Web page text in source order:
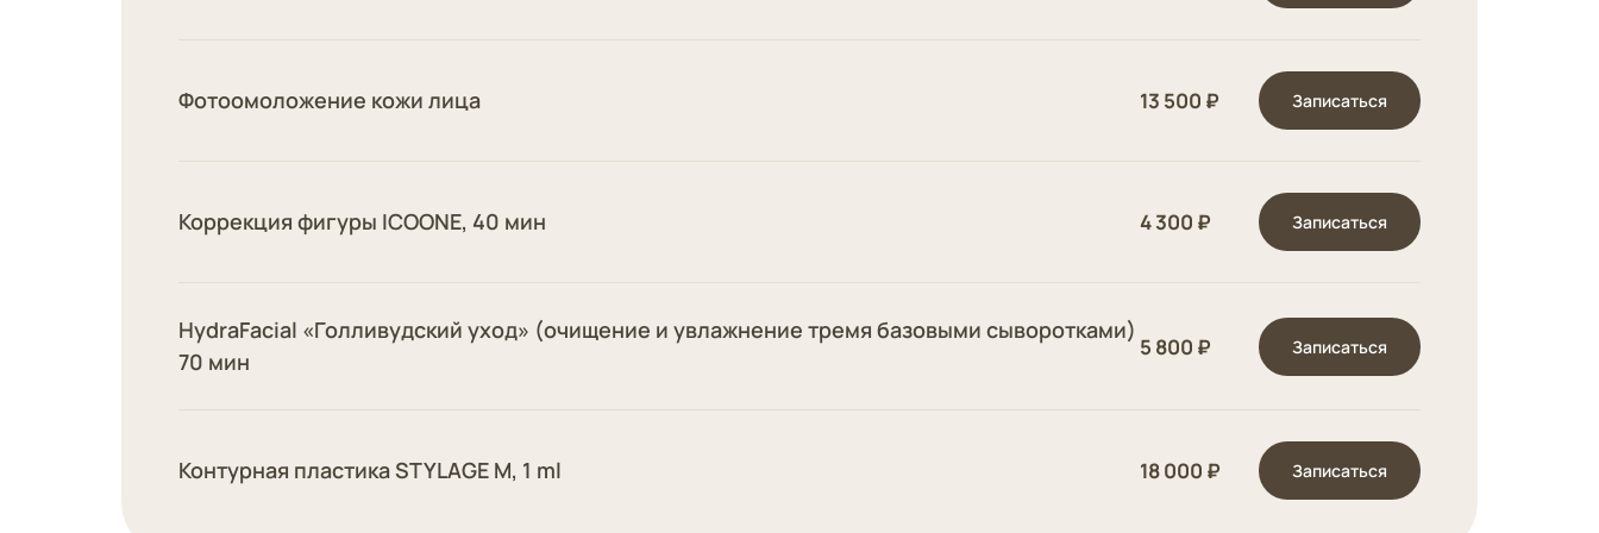
Фотоомоложение кожи лица 13 500 ₽ Записаться
Коррекция фигуры ICOONE, 40 мин 4 300 ₽ Записаться
HydraFacial «Голливудский уход» (очищение и увлажнение тремя базовыми сыворотками)
70 мин
5 800 ₽ Записаться
Контурная пластика STYLAGE М, 1 ml 18 000 ₽ Записаться